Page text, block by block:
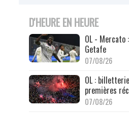
D'HEURE EN HEURE
OL - Mercato
Getafe
07/08/26
OL :
premières
07/08/26